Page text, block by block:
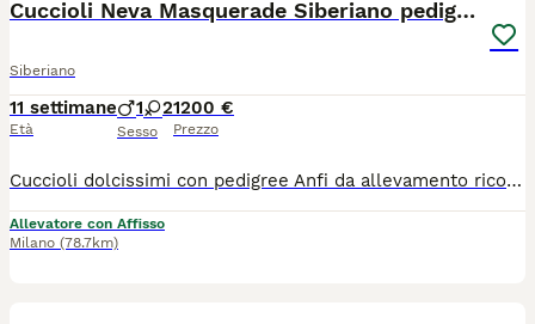
Cuccioli Neva Masquerade Siberiano pedigree Anfi
Siberiano
11 settimane
Età
1 2
Sesso
1200 €
Prezzo
Cuccioli dolcissimi con pedigree Anfi da allevamento riconosciuto con affisso. I cuccioli hanno il libretto sanitario, microchip, vaccinazioni, i certificati di assenza parassiti, assenza di malattie infettive, assenza di anomalie e di buona salute. I genitori sono iscritti all’Associazione Nazionale Felina Italiana e seguiti dai veterinari regolarmente con certificazioni e pedigree.
Allevatore con Affisso
Milano (78.7km)